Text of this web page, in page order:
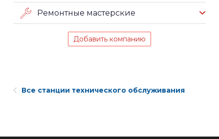
Ремонтные мастерские
Добавить компанию
Все станции технического обслуживания